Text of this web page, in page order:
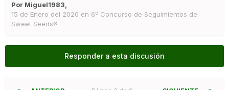
Por Miguel1983,
15 de Enero del 2020 en 6º Concurso de Seguimientos de
Sweet Seeds®
Responder a esta discusión